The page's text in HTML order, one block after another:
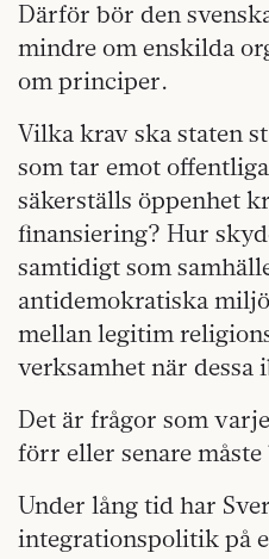
Därför bör den
mindre om enskilda
om principer.
Vilka krav ska staten
som tar emot
säkerställs öppenhet
finansiering? Hur
samtidigt som
antidemokratiska
mellan legitim
verksamhet när dessa
Det är frågor som
förr eller senare måste
Under lång tid har
integrationspolitik på